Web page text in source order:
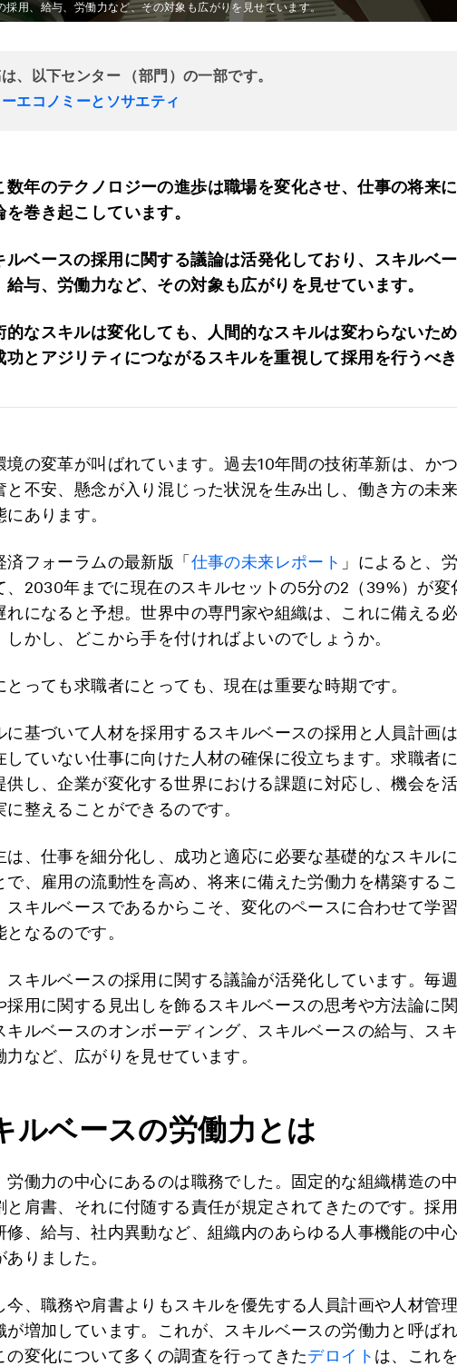
用、給与、労働力など、その対象も広がりを見せています。
、以下センター （部門）の一部です。
エコノミーとソサエティ
数年のテクノロジーの進歩は職場を変化させ、仕事の将来
を巻き起こしています。
ルベースの採用に関する議論は活発化しており、スキルベ
給与、労働力など、その対象も広がりを見せています。
的なスキルは変化しても、人間的なスキルは変わらないた
功とアジリティにつながるスキルを重視して採用を行うべき
境の変革が叫ばれています。過去10年間の技術革新は、か
と不安、懸念が入り混じった状況を生み出し、働き方の未
にあります。
済フォーラムの最新版「 仕事の未来レポート 」によると、
、2030年までに現在のスキルセットの5分の2（39%）が変
れになると予想。世界中の専門家や組織は、これに備える
しかし、どこから手を付ければよいのでしょうか。
とっても求職者にとっても、現在は重要な時期です。
に基づいて人材を採用するスキルベースの採用と人員計画
していない仕事に向けた人材の確保に役立ちます。求職者
供し、企業が変化する世界における課題に対応し、機会を
に整えることができるのです。
は、仕事を細分化し、成功と適応に必要な基礎的なスキル
で、雇用の流動性を高め、将来に備えた労働力を構築する
スキルベースであるからこそ、変化のペースに合わせて学
となるのです。
スキルベースの採用に関する議論が活発化しています。毎
採用に関する見出しを飾るスキルベースの思考や方法論に
キルベースのオンボーディング、スキルベースの給与、ス
力など、広がりを見せています。
ルベースの労働力とは
労働力の中心にあるのは職務でした。固定的な組織構造の
と肩書、それに付随する責任が規定されてきたのです。採
修、給与、社内異動など、組織内のあらゆる人事機能の中
ありました。
今、職務や肩書よりもスキルを優先する人員計画や人材管
が増加しています。これが、スキルベースの労働力と呼ば
の変化について多くの調査を行ってきたデロイト は、これ